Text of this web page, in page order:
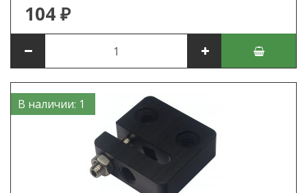
104 ₽
В наличии: 1